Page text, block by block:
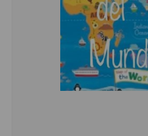
Cocina Eslovena
Cocina Francesa
Cocina Holandesa